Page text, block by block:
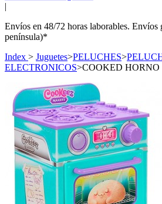
|
Envíos en 48/72 horas laborables. Envíos
península)*
Index > Juguetes>PELUCHES>
ELECTRONICOS>COOKED